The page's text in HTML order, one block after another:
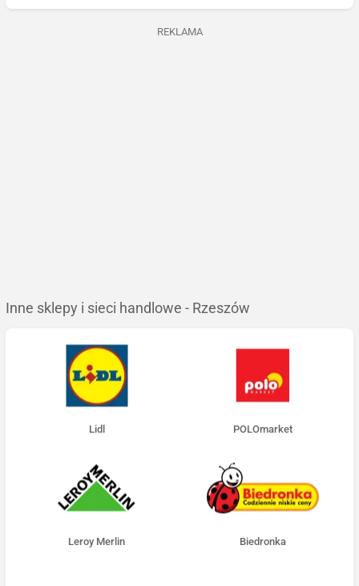
REKLAMA
Inne sklepy i sieci handlowe - Rzeszów
Lidl POLOmarket
Leroy Merlin Biedronka